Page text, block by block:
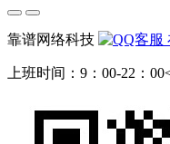
靠谱网络科技
上班时间：9：00-22：